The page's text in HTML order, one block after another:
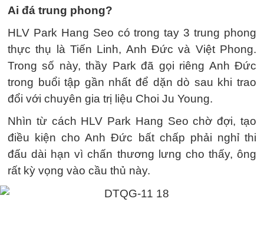
Ai đá trung phong?
HLV Park Hang Seo có trong tay 3 trung phong
thực thụ là Tiến Linh, Anh Đức và Việt Phong.
Trong số này, thầy Park đã gọi riêng Anh Đức
trong buổi tập gần nhất để dặn dò sau khi trao
đổi với chuyên gia trị liệu Choi Ju Young.
Nhìn từ cách HLV Park Hang Seo chờ đợi, tạo
điều kiện cho Anh Đức bất chấp phải nghỉ thi
đấu dài hạn vì chấn thương lưng cho thấy, ông
rất kỳ vọng vào cầu thủ này.